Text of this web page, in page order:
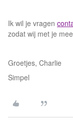
Ik wil je vragen
zodat wij met je
Groetjes, Charlie
Simpel